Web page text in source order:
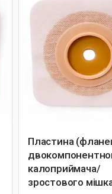
Пластина
калоприймача/
зростового